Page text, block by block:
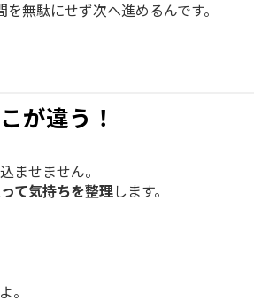
無駄にせず次へ進めるんです。
が違う！
ませません。
て気持ちを整理します。
。